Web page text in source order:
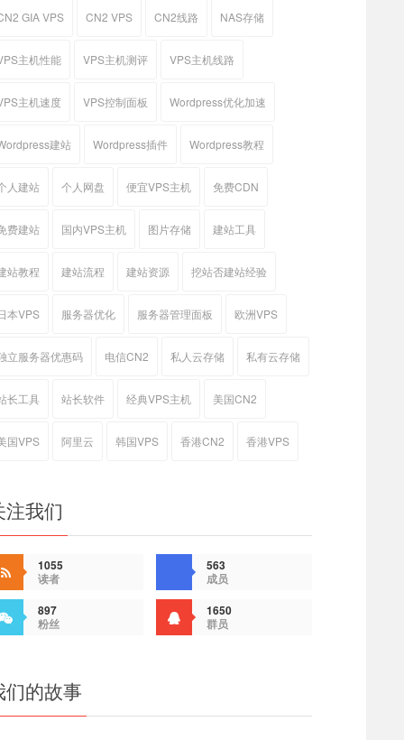
GIA VPS CN2 VPS CN2线路 NAS存储
主机性能 VPS主机测评 VPS主机线路
主机速度 VPS控制面板 Wordpress优化加速
建站 Wordpress插件 Wordpress教程
人建站 个人网盘 便宜VPS主机 免费CDN
费建站 国内VPS主机 图片存储 建站工具
站教程 建站流程 建站资源 挖站否建站经验
本VPS 服务器优化 服务器管理面板 欧洲VPS
立服务器优惠码 电信CN2 私人云存储 私有云存储
长工具 站长软件 经典VPS主机 美国CN2
国VPS 阿里云 韩国VPS 香港CN2 香港VPS
注我们
1055
读者
563
成员
897
粉丝
1650
群员
们的故事